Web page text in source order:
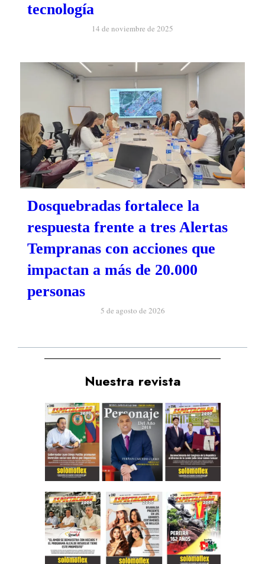
tecnología
14 de noviembre de 2025
Dosquebradas fortalece la
respuesta frente a tres Alertas
Tempranas con acciones que
impactan a más de 20.000
personas
5 de agosto de 2026
Nuestra revista